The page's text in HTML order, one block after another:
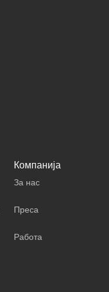
Компанија
За нас
Преса
Работа